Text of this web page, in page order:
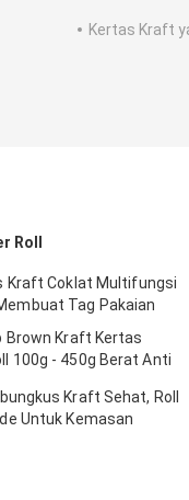
Kertas Kraft
Roll
Kraft Coklat Multifungsi
Tag Pakaian
Brown Kraft Kertas
100g - 450g Berat Anti
Kraft Sehat, Roll
Untuk Kemasan